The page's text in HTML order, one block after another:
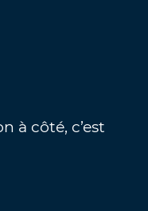
à côté, c’est